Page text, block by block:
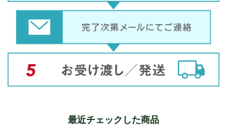
最近チェックした商品